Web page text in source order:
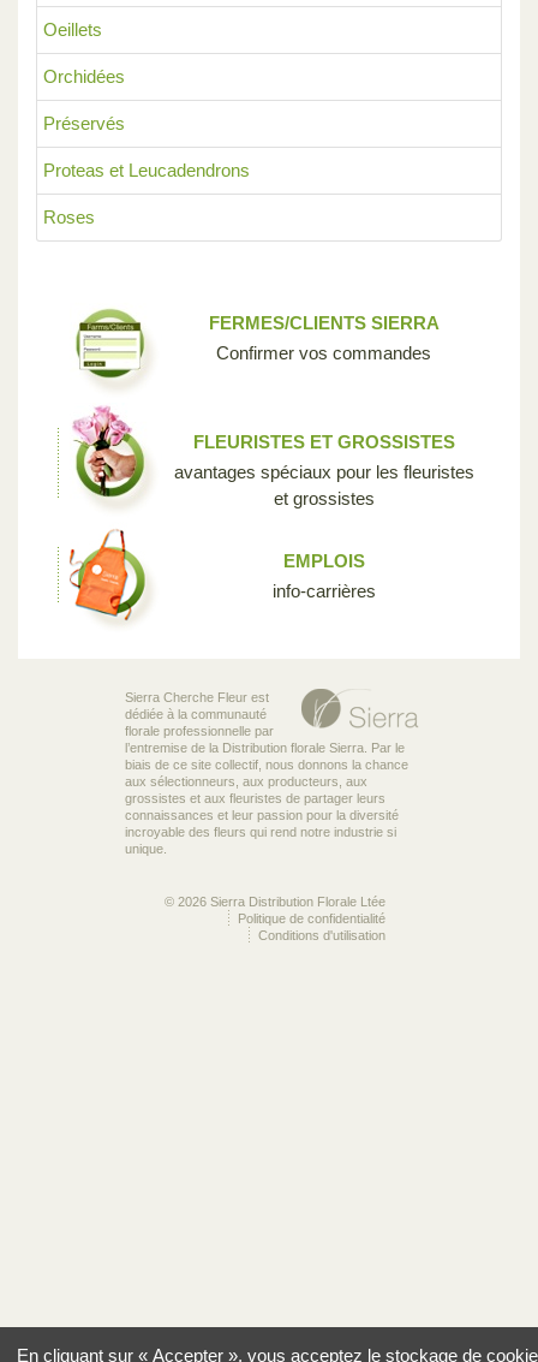
Oeillets
Orchidées
Préservés
Proteas et Leucadendrons
Roses
FERMES/CLIENTS SIERRA
Confirmer vos commandes
FLEURISTES ET GROSSISTES
avantages spéciaux pour les fleuristes
et grossistes
EMPLOIS
info-carrières
Sierra Cherche Fleur est
dédiée à la communauté
florale professionnelle par
l’entremise de la Distribution florale Sierra. Par le
biais de ce site collectif, nous donnons la chance
aux sélectionneurs, aux producteurs, aux
grossistes et aux fleuristes de partager leurs
connaissances et leur passion pour la diversité
incroyable des fleurs qui rend notre industrie si
unique.
© 2026 Sierra Distribution Florale Ltée
Politique de confidentialité
Conditions d'utilisation
En cliquant sur « Accepter », vous acceptez le stockage de